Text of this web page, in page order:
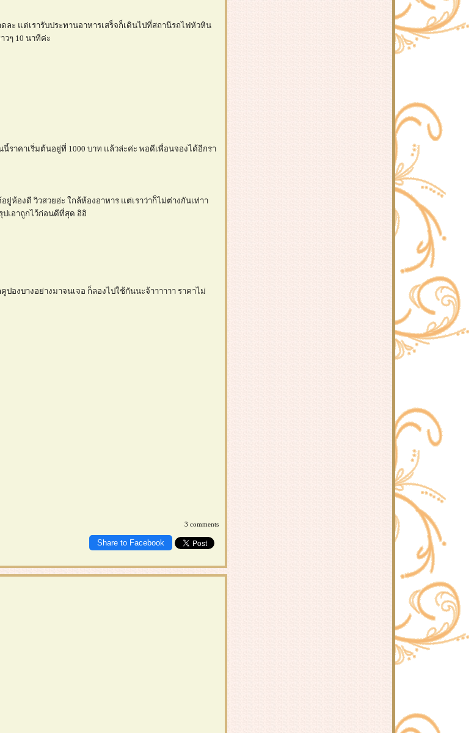
ละ แต่เรารับประทานอาหารเสร็จก็เดินไปที่สถานีรถไฟหัวหิน
วๆ 10 นาทีค่ะ
ราคาเริ่มต้นอยู่ที่ 1000 บาท แล้วล่ะค่ะ พอดีเพื่อนจองได้อีกรา
ห้องดี วิวสวยอ่ะ ใกล้ห้องอาหาร แต่เราว่าก็ไม่ต่างกันเท่าา
ปเอาถูกไว้ก่อนดีที่สุด อิอิ
องบางอย่างมาจนเจอ ก็ลองไปใช้กันนะจ้าาาาาา ราคาไม่
3 comments
Share to Facebook